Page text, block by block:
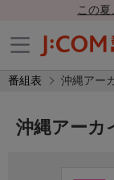
この
番組表 沖縄アー
沖縄アーカ